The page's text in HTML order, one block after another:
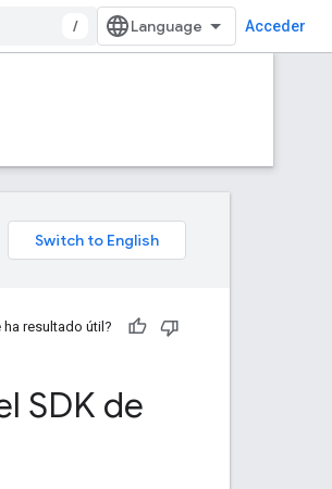
/ Acceder
ha resultado útil?
SDK de